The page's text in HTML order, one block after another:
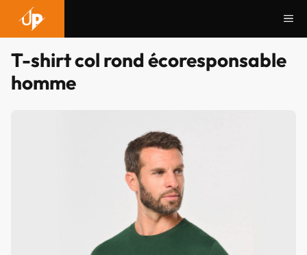
contenu
T-shirt col rond écoresponsable
homme